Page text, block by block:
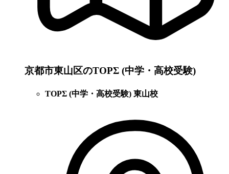
京都市東山区のTOPΣ (中学・高校受験)
TOPΣ (中学・高校受験) 東山校